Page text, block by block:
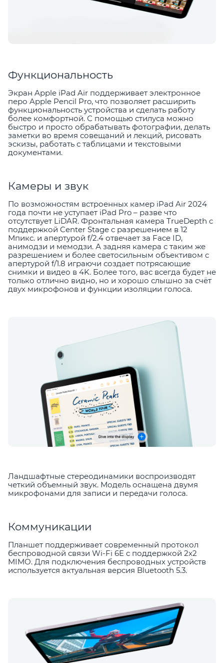
Функциональность
Экран Apple iPad Air поддерживает электронное
перо Apple Pencil Pro, что позволяет расширить
функциональность устройства и сделать работу
более комфортной. С помощью стилуса можно
быстро и просто обрабатывать фотографии, делать
заметки во время совещаний и лекций, рисовать
эскизы, работать с таблицами и текстовыми
документами.
Камеры и звук
По возможностям встроенных камер iPad Air 2024
года почти не уступает iPad Pro – разве что
отсутствует LiDAR. Фронтальная камера TrueDepth c
поддержкой Center Stage с разрешением в 12
Мпикс. и апертурой f/2.4 отвечает за Face ID,
анимодзи и мемодзи. А задняя камера с таким же
разрешением и более светосильным объективом с
апертурой f/1.8 играючи создает потрясающие
снимки и видео в 4K. Более того, вас всегда будет не
только отлично видно, но и хорошо слышно за счёт
двух микрофонов и функции изоляции голоса.
Ландшафтные стереодинамики воспроизводят
четкий объемный звук. Модель оснащена двумя
микрофонами для записи и передачи голоса.
Коммуникации
Планшет поддерживает современный протокол
беспроводной связи Wi-Fi 6E с поддержкой 2х2
MIMO. Для подключения беспроводных устройств
используется актуальная версия Bluetooth 5.3.